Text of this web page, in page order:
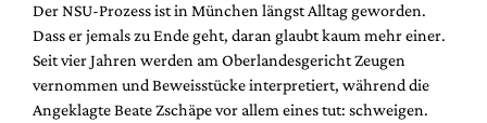
Alle Hefte
Leseproben
Podcast
Der NSU-Prozess ist in München längst Alltag geworden.
Dass er jemals zu Ende geht, daran glaubt kaum mehr einer.
Seit vier Jahren werden am Oberlandesgericht Zeugen
vernommen und Beweisstücke interpretiert, während die
Angeklagte Beate Zschäpe vor allem eines tut: schweigen.